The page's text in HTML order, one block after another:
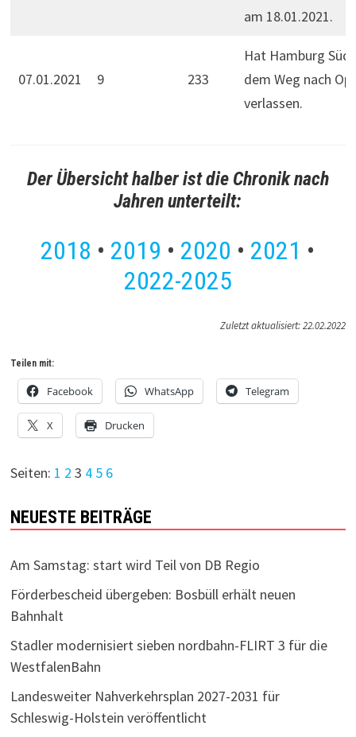
am 18.01.2021.
07.01.2021 9 233
Hat Hamburg Süd
dem Weg nach
verlassen.
Der Übersicht halber ist die Chronik nach
Jahren unterteilt:
2018 • 2019 • 2020 • 2021 •
2022-2025
Zuletzt aktualisiert: 22.02.2022
Teilen mit:
Facebook WhatsApp Telegram
X Drucken
Seiten: 1 2 3 4 5 6
NEUESTE BEITRÄGE
Am Samstag: start wird Teil von DB Regio
Förderbescheid übergeben: Bosbüll erhält neuen
Bahnhalt
Stadler modernisiert sieben nordbahn-FLIRT 3 für die
WestfalenBahn
Landesweiter Nahverkehrsplan 2027-2031 für
Schleswig-Holstein veröffentlicht